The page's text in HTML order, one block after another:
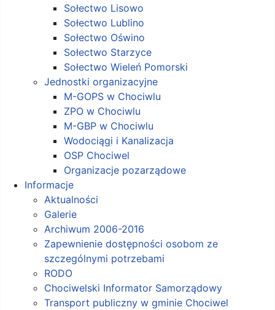
Sołectwo Lisowo
Sołectwo Lublino
Sołectwo Oświno
Sołectwo Starzyce
Sołectwo Wieleń Pomorski
Jednostki organizacyjne
M-GOPS w Chociwlu
ZPO w Chociwlu
M-GBP w Chociwlu
Wodociągi i Kanalizacja
OSP Chociwel
Organizacje pozarządowe
Informacje
Aktualności
Galerie
Archiwum 2006-2016
Zapewnienie dostępności osobom ze
szczególnymi potrzebami
RODO
Chociwelski Informator Samorządowy
Transport publiczny w gminie Chociwel